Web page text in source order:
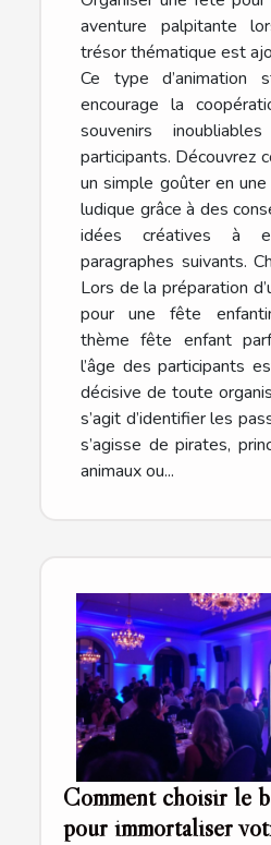
aventure palpitante
trésor thématique est
Ce type d’animation
encourage la
souvenirs
participants. Découvrez
un simple goûter en
ludique grâce à des
idées créatives à
paragraphes suivants.
Lors de la préparation
pour une fête
thème fête enfant
l’âge des participants
décisive de toute
s’agit d’identifier les
s’agisse de pirates,
animaux ou...
Comment choisir le
pour immortaliser